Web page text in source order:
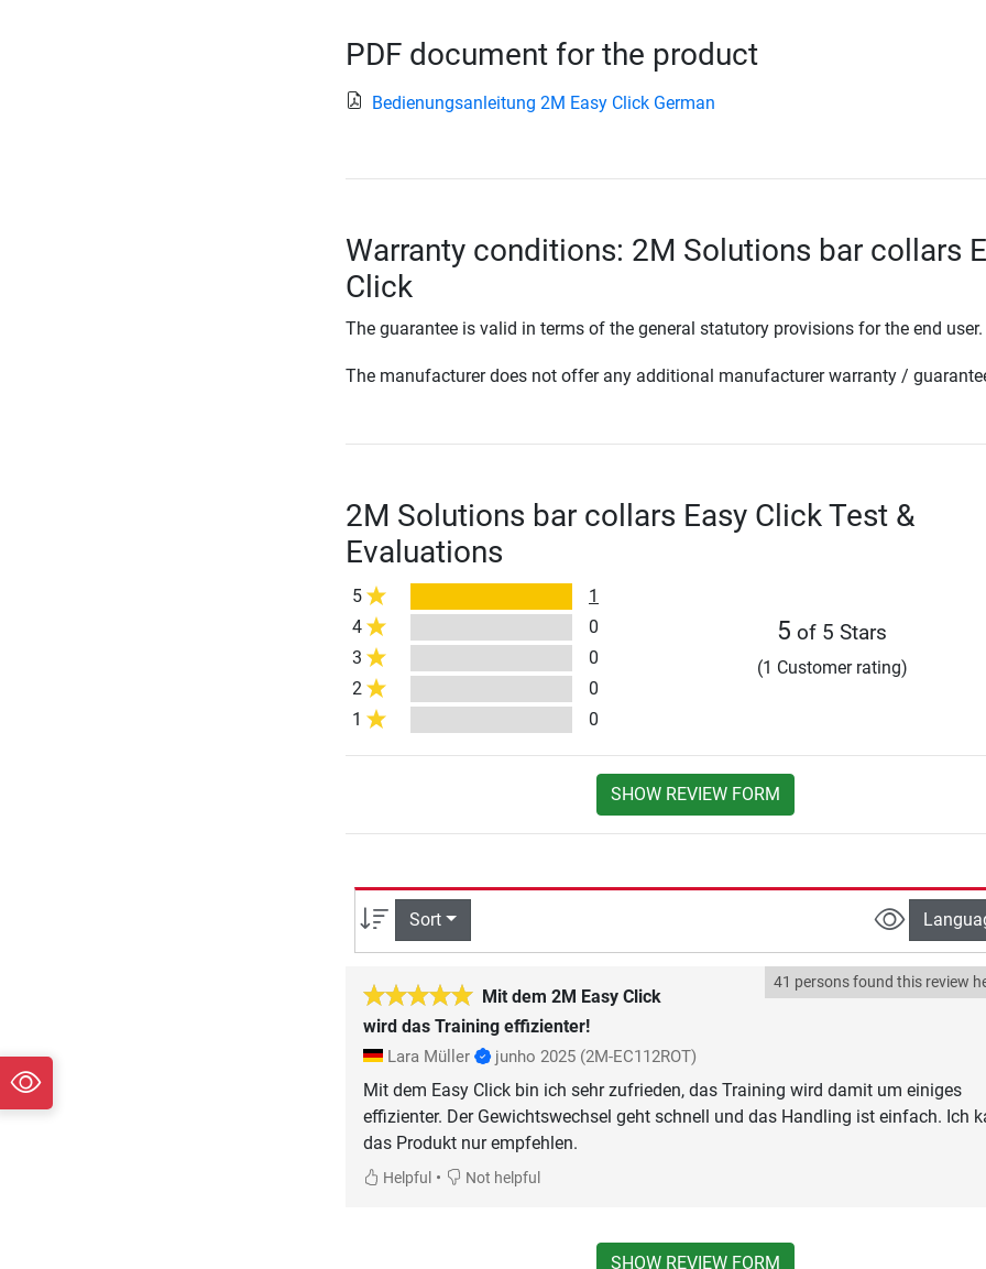
PDF document for the product
Bedienungsanleitung 2M Easy Click German
Warranty conditions: 2M Solutions bar collars
Click
The guarantee is valid in terms of the general statutory provisions for the end user.
The manufacturer does not offer any additional manufacturer warranty /
2M Solutions bar collars Easy Click Test &
Evaluations
5
1
4
0
3
0
2
0
1
0
5 of 5 Stars
(1 Customer rating)
SHOW REVIEW FORM
Sort
Mit dem 2M Easy Click
wird das Training effizienter!
41 persons found this review
Lara Müller junho 2025 (2M-EC112ROT)
Mit dem Easy Click bin ich sehr zufrieden, das Training wird damit um einiges
effizienter. Der Gewichtswechsel geht schnell und das Handling ist einfach. Ich
das Produkt nur empfehlen.
Helpful • Not helpful
SHOW REVIEW FORM